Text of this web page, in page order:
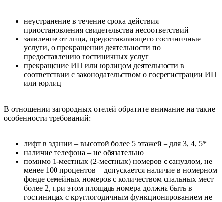
неустранение в течение срока действия
приостановления свидетельства несоответствий
заявление от лица, предоставляющего гостиничные
услуги, о прекращении деятельности по
предоставлению гостиничных услуг
прекращение ИП или юрлицом деятельности в
соответствии с законодательством о госрегистрации ИП
или юрлиц
В отношении загородных отелей обратите внимание на такие
особенности требований:
лифт в здании – высотой более 5 этажей – для 3, 4, 5*
наличие телефона – не обязательно
помимо 1-местных (2-местных) номеров с санузлом, не
менее 100 процентов – допускается наличие в номерном
фонде семейных номеров с количеством спальных мест
более 2, при этом площадь номера должна быть в
гостиницах с круглогодичным функционированием не